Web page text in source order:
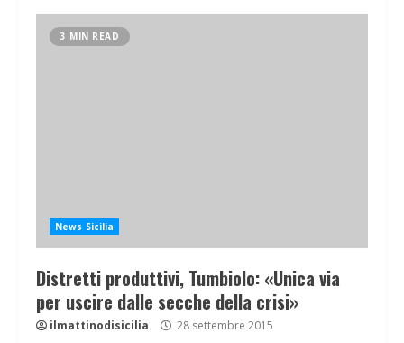
3 MIN READ
News Sicilia
Distretti produttivi, Tumbiolo: «Unica via
per uscire dalle secche della crisi»
ilmattinodisicilia 28 settembre 2015